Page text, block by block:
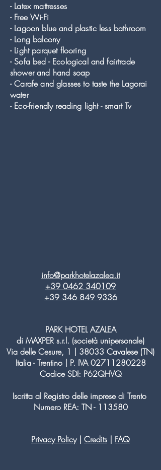
- Latex mattresses
- Free Wi-Fi
- Lagoon blue and plastic less bathroom
- Long balcony
- Light parquet flooring
- Sofa bed - Ecological and fairtrade
shower and hand soap
- Carafe and glasses to taste the Lagorai
water
- Eco-friendly reading light - smart Tv
info@parkhotelazalea.it
+39 0462 340109
+39 346 849 9336
PARK HOTEL AZALEA
di MAXPER s.r.l. (società unipersonale)
Via delle Cesure, 1 | 38033 Cavalese (TN)
Italia - Trentino | P. IVA02711280228
Codice SDI: P62QHVQ
Iscritta al Registro delle imprese di Trento
Numero REA: TN - 113580
Privacy Policy| Credits | FAQ